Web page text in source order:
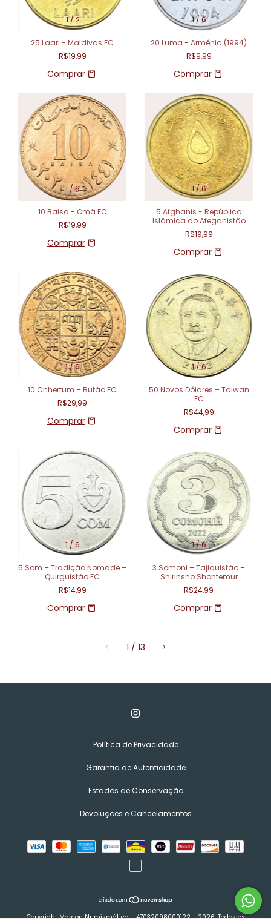
1/2
25 Laari - Maldivas FC
R$19,99
1/6
20 Luma - Armênia (1994)
R$9,99
1/6
10 Baisa - Omã FC
R$19,99
1/6
5 Afghanis - República
Islâmica do Afeganistão
R$19,99
1/6
10 Chhertum – Butão FC
R$29,99
1/6
50 Novos Dólares – Taiwan
FC
R$44,99
1 / 6
5 Som – Tradição Nomade –
Quirguistão FC
R$14,99
1/6
3 Somoni – Tajiquistão –
Shirinsho Shohtemur
R$24,99
1 / 13
Política de Privacidade
Garantia de Autenticidade
Estados de Conservação
Devoluções e Cancelamentos
Copyright Marcon Numismática - 47032098000122 - 2026. Todos os